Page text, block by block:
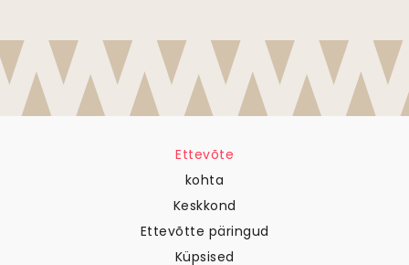
Ettevõte
kohta
Keskkond
Ettevõtte päringud
Küpsised